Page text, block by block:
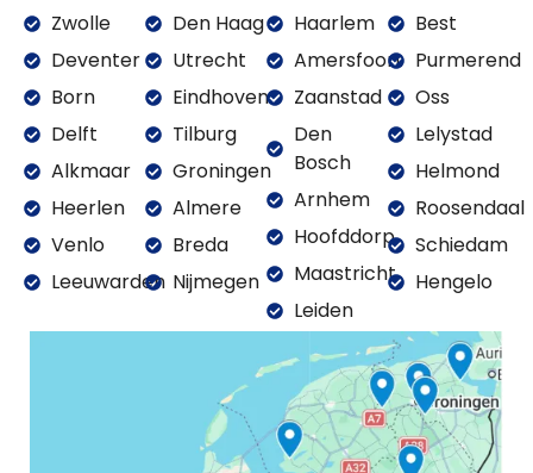
Zwolle
Deventer
Born
Delft
Alkmaar
Heerlen
Venlo
Leeuwarden
Den Haag
Utrecht
Eindhoven
Tilburg
Groningen
Almere
Breda
Nijmegen
Haarlem
Amersfoort
Zaanstad
Den
Bosch
Arnhem
Hoofddorp
Maastricht
Leiden
Best
Purmerend
Oss
Lelystad
Helmond
Roosendaal
Schiedam
Hengelo